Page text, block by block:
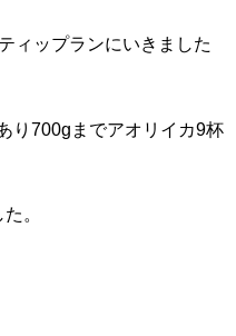
ィップランにいきました
り700gまでアオリイカ9杯
。